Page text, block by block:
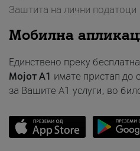
Заштита на лични податоци
Мобилна
Единствено преку
Мојот A1 имате пристап до
за Вашите A1 услуги, во